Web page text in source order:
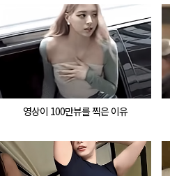
영상이 100만뷰를 찍은 이유